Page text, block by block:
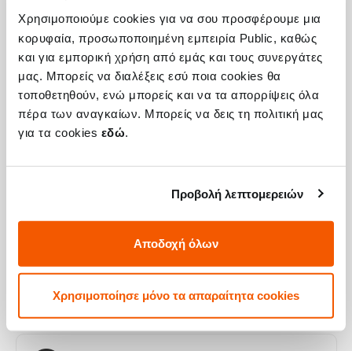
Χρησιμοποιούμε cookies για να σου προσφέρουμε μια
κορυφαία, προσωποποιημένη εμπειρία Public, καθώς
και για εμπορική χρήση από εμάς και τους συνεργάτες
μας. Μπορείς να διαλέξεις εσύ ποια cookies θα
τοποθετηθούν, ενώ μπορείς και να τα απορρίψεις όλα
πέρα των αναγκαίων. Μπορείς να δεις τη πολιτική μας
για τα cookies εδώ.
Προβολή λεπτομερειών
Αποδοχή όλων
Χρησιμοποίησε μόνο τα απαραίτητα cookies
Η συσκευή σου μπορεί να χρειάζεται και
κάποια από τις παρακάτω επισκευές:
Χρόνος 45 λεπτά
Εγγύηση Εφ' όρου ζωής